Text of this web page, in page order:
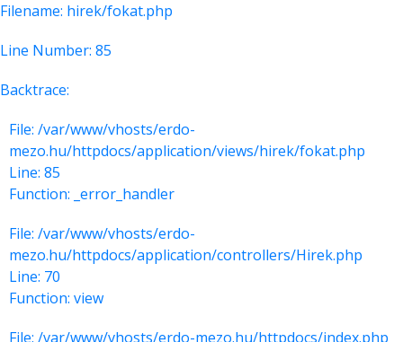
Filename: hirek/fokat.php
Line Number: 85
Backtrace:
File: /var/www/vhosts/erdo-
mezo.hu/httpdocs/application/views/hirek/fokat.php
Line: 85
Function: _error_handler
File: /var/www/vhosts/erdo-
mezo.hu/httpdocs/application/controllers/Hirek.php
Line: 70
Function: view
File: /var/www/vhosts/erdo-mezo.hu/httpdocs/index.php